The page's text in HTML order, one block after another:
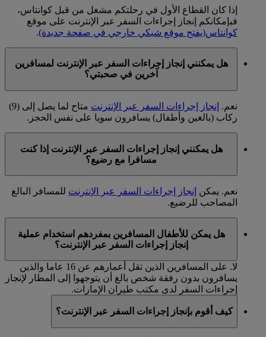
إذا كان القطاع الأول في رحلتكم مشغل من قبل كوانتاس،
فبإمكانكم إنجاز إجراءات السفر عبر الإنترنت على موقع
كوانتاس(يفتح موقع شبكي خارجي في صفحة جديدة).
هل يمكنني إنجاز إجراءات السفر عبر الإنترنت لمسافرين
آخرين في صحبتي؟
نعم. إنجاز إجراءات السفر عبر الإنترنت
متاح لما يصل إلى (9)
ركاب (بالغين وأطفال) يسافرون سويا على نفس الحجز.
هل يمكنني إنجاز إجراءات السفر عبر الإنترنت إذا كنت
مسافرا مع رضيع؟
نعم. يمكن إنجاز إجراءات السفر عبر الإنترنت للمسافر البالغ
المصاحب للرضيع.
هل يمكن للأطفال المسافرين بمفردهم استخدام عملية
إنجاز إجراءات السفر عبر الإنترنت؟
لا. على المسافرين الذين تقل أعمارهم عن 16 عاما والذين
يسافرون بدون رفقة شخص بالغ أن يتوجهوا إلى المطار لإنجاز
إجراءات السفر لدى مكتب طيران الإمارات.
كيف أقوم بإنجاز إجراءات السفر عبر الإنترنت؟